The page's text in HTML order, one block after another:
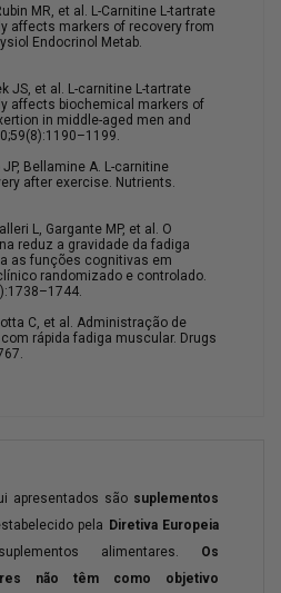
MR, et al. L-Carnitine L-tartrate
affects markers of recovery from
Endocrinol Metab.
JS, et al. L-carnitine L-tartrate
affects biochemical markers of
in middle-aged men and
JP, Bellamine A. L-carnitine
after exercise. Nutrients.
L, Gargante MP, et al. O
reduz a gravidade da fadiga
as funções cognitivas em
randomizado e controlado.
C, et al. Administração de
rápida fadiga muscular. Drugs
apresentados são suplementos
pela Diretiva Europeia
alimentares. Os
não têm como objetivo